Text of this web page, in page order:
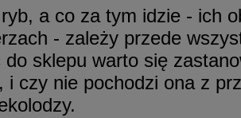
a co za tym idzie - ich
- zależy przede
do sklepu warto się
i czy nie pochodzi ona z